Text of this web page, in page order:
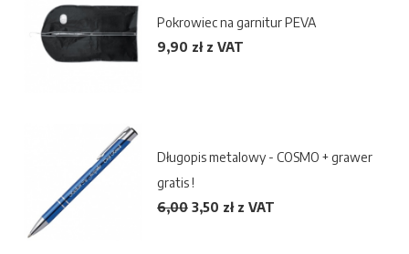
Pokrowiec na garnitur PEVA
9,90 zł z VAT
Długopis metalowy - COSMO + grawer
gratis !
6,00 3,50 zł z VAT